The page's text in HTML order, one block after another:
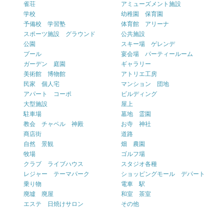
雀荘
アミューズメント施設
学校
幼稚園 保育園
予備校 学習塾
体育館 アリーナ
スポーツ施設 グラウンド
公共施設
公園
スキー場 ゲレンデ
プール
宴会場 パーティールーム
ガーデン 庭園
ギャラリー
美術館 博物館
アトリエ工房
民家 個人宅
マンション 団地
アパート コーポ
ビルディング
大型施設
屋上
駐車場
墓地 霊園
教会 チャペル 神殿
お寺 神社
商店街
道路
自然 景観
畑 農園
牧場
ゴルフ場
クラブ ライブハウス
スタジオ各種
レジャー テーマパーク
ショッピングモール デパート
乗り物
電車 駅
廃墟 廃屋
和室 茶室
エステ 日焼けサロン
その他